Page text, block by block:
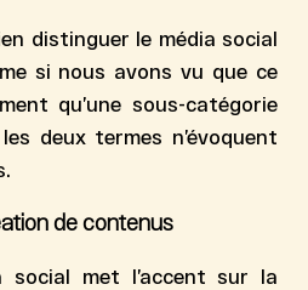
distinguer le média social
si nous avons vu que ce
qu’une sous-catégorie
deux termes n’évoquent
de contenus
social met l’accent sur la